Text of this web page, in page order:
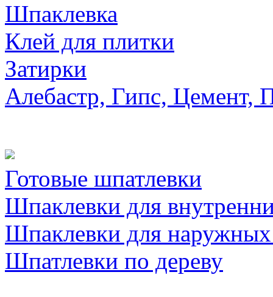
Шпаклевка
Клей для плитки
Затирки
Алебастр, Гипс, Цемент,
Готовые шпатлевки
Шпаклевки для
Шпаклевки для наружных
Шпатлевки по дереву